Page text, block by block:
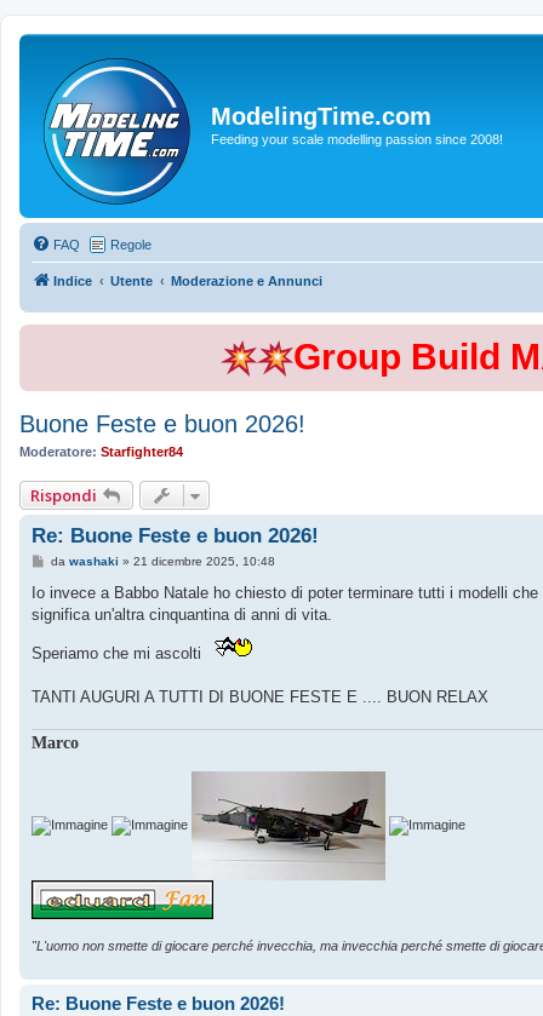
ModelingTime.com
Feeding your scale modelling passion since 2008!
FAQ Regole
Indice Utente Moderazione e Annunci
Group Build
Buone Feste e buon 2026!
Moderatore: Starfighter84
Rispondi
Re: Buone Feste e buon 2026!
M
s
a
i
da washaki » 21 dicembre 2025, 10:48
Io invece a Babbo Natale ho chiesto di poter terminare tutti i modelli
significa un'altra cinquantina di anni di vita.
Speriamo che mi ascolti
TANTI AUGURI A TUTTI DI BUONE FESTE E .... BUON RELAX
Marco
"L'uomo non smette di giocare perché invecchia, ma invecchia perché smette di
Re: Buone Feste e buon 2026!